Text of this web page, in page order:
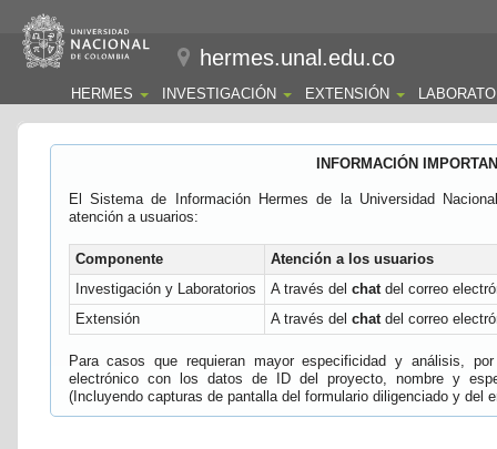
hermes.unal.edu.co
HERMES INVESTIGACIÓN EXTENSIÓN
INFORMACIÓN
El Sistema de Información Hermes de la Universidad
atención a usuarios:
Componente
Atención a los usuarios
Investigación y Laboratorios
A través del chatdel correo
Extensión
A través del chatdel correo
Para casos que requieran mayor especificidad y análisis,
electrónico con los datos de ID del proyecto, nombre y
(Incluyendo capturas de pantalla del formulario diligenciado y del